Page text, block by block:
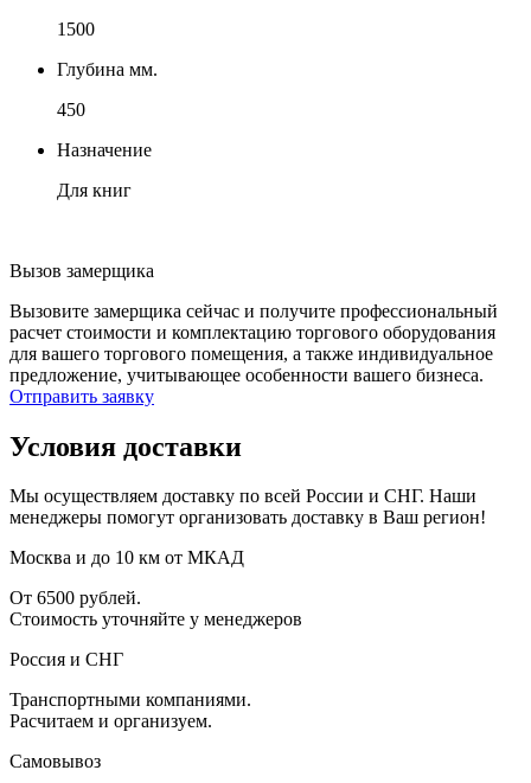
1500
Глубина мм.
450
Назначение
Для книг
Вызов замерщика
Вызовите замерщика сейчас и получите профессиональный
расчет стоимости и комплектацию торгового оборудования
для вашего торгового помещения, а также индивидуальное
предложение, учитывающее особенности вашего бизнеса.
Отправить заявку
Условия доставки
Мы осуществляем доставку по всей России и СНГ. Наши
менеджеры помогут организовать доставку в Ваш регион!
Москва и до 10 км от МКАД
От 6500 рублей.
Стоимость уточняйте у менеджеров
Россия и СНГ
Транспортными компаниями.
Расчитаем и организуем.
Самовывоз